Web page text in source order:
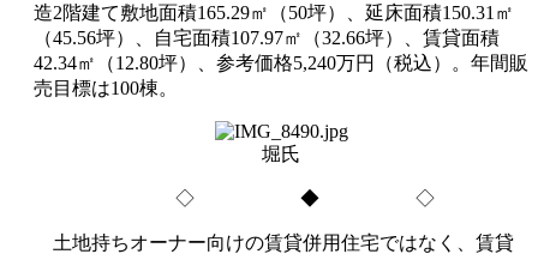
造2階建て敷地面積165.29㎡（50坪）、延床面積150.31㎡
（45.56坪）、自宅面積107.97㎡（32.66坪）、賃貸面積
42.34㎡（12.80坪）、参考価格5,240万円（税込）。年間販
売目標は100棟。
堀氏
◇ ◆ ◇
土地持ちオーナー向けの賃貸併用住宅ではなく、賃貸